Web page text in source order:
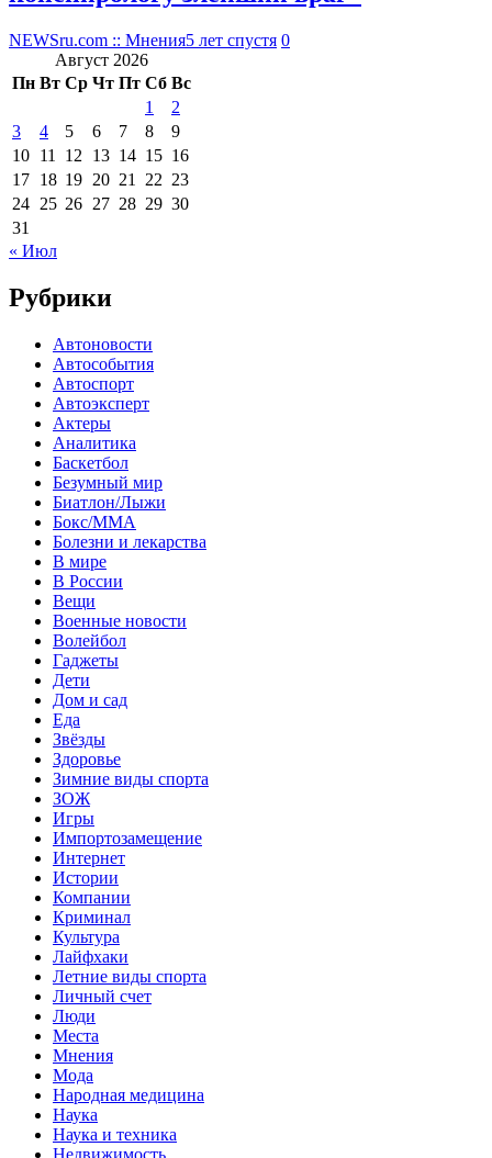
NEWSru.com :: Мнения5 лет спустя 0
Август 2026
Пн Вт Ср Чт Пт Сб Вс
1
2
3
4 5 6 7 8
9
10 11 12 13 14 15 16
17 18 19 20 21 22 23
24 25 26 27 28 29 30
31
« Июл
Рубрики
Автоновости
Автособытия
Автоспорт
Автоэксперт
Актеры
Аналитика
Баскетбол
Безумный мир
Биатлон/Лыжи
Бокс/MMA
Болезни и лекарства
В мире
В России
Вещи
Военные новости
Волейбол
Гаджеты
Дети
Дом и сад
Еда
Звёзды
Здоровье
Зимние виды спорта
ЗОЖ
Игры
Импортозамещение
Интернет
Истории
Компании
Криминал
Культура
Лайфхаки
Летние виды спорта
Личный счет
Люди
Места
Мнения
Мода
Народная медицина
Наука
Наука и техника
Недвижимость